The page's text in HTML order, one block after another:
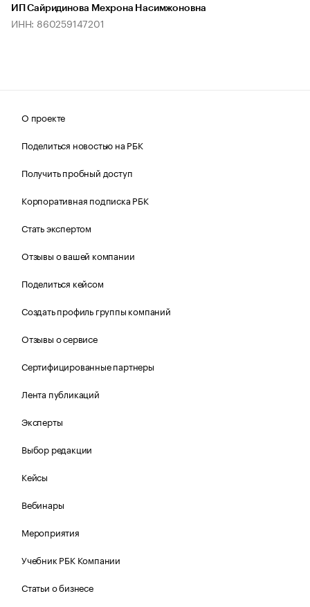
ИП Сайридинова Мехрона Насимжоновна
ИНН: 860259147201
О проекте
Поделиться новостью на РБК
Получить пробный доступ
Корпоративная подписка РБК
Стать экспертом
Отзывы о вашей компании
Поделиться кейсом
Создать профиль группы компаний
Отзывы о сервисе
Сертифицированные партнеры
Лента публикаций
Эксперты
Выбор редакции
Кейсы
Вебинары
Мероприятия
Учебник РБК Компании
Статьи о бизнесе